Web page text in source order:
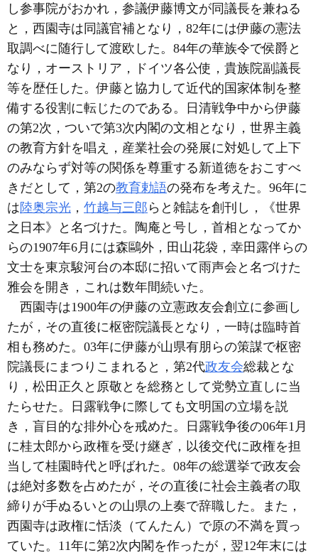
し参事院がおかれ，参議伊藤博文が同議長を兼ねる
と，西園寺は同議官補となり，82年には伊藤の憲法
取調べに随行して渡欧した。84年の華族令で侯爵と
なり，オーストリア，ドイツ各公使，貴族院副議長
等を歴任した。伊藤と協力して近代的国家体制を整
備する役割に転じたのである。日清戦争中から伊藤
の第2次，ついで第3次内閣の文相となり，世界主義
の教育方針を唱え，産業社会の発展に対処して上下
のみならず対等の関係を尊重する新道徳をおこすべ
きだとして，第2の教育勅語の発布を考えた。96年に
は陸奥宗光 ， 竹越与三郎 らと雑誌を創刊し，《世界
之日本》と名づけた。陶庵と号し，首相となってか
らの1907年6月には森鷗外，田山花袋，幸田露伴らの
文士を東京駿河台の本邸に招いて雨声会と名づけた
雅会を開き，これは数年間続いた。
西園寺は1900年の伊藤の立憲政友会創立に参画し
たが，その直後に枢密院議長となり，一時は臨時首
相も務めた。03年に伊藤が山県有朋らの策謀で枢密
院議長にまつりこまれると，第2代政友会総裁とな
り，松田正久と原敬とを総務として党勢立直しに当
たらせた。日露戦争に際しても文明国の立場を説
き，盲目的な排外心を戒めた。日露戦争後の06年1月
に桂太郎から政権を受け継ぎ，以後交代に政権を担
当して桂園時代と呼ばれた。08年の総選挙で政友会
は絶対多数を占めたが，その直後に社会主義者の取
締りが手ぬるいとの山県の上奏で辞職した。また，
西園寺は政権に恬淡（てんたん）で原の不満を買っ
ていた。11年に第2次内閣を作ったが，翌12年末には